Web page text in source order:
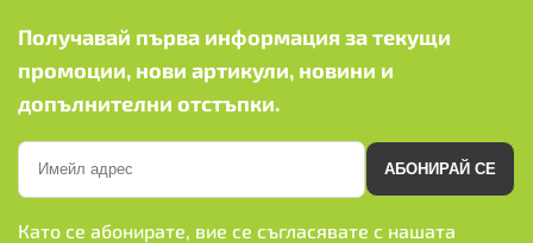
Получавай първа информация за текущи
промоции, нови артикули, новини и
допълнителни отстъпки.
АБОНИРАЙ СЕ
Като се абонирате, вие се съгласявате с нашата